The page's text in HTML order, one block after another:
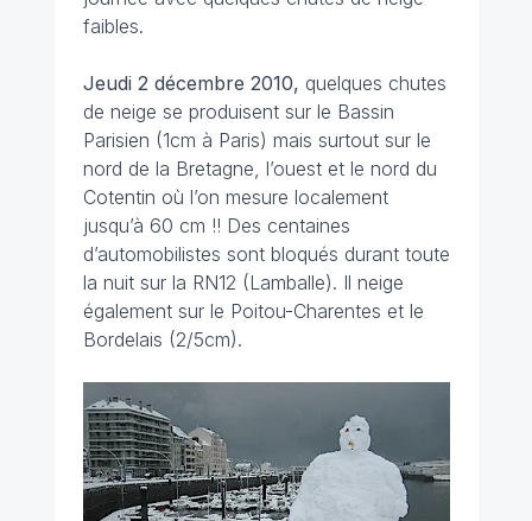
faibles.
Jeudi 2 décembre 2010, quelques chutes
de neige se produisent sur le Bassin
Parisien (1cm à Paris) mais surtout sur le
nord de la Bretagne, l’ouest et le nord du
Cotentin où l’on mesure localement
jusqu’à 60 cm !! Des centaines
d’automobilistes sont bloqués durant toute
la nuit sur la RN12 (Lamballe). Il neige
également sur le Poitou-Charentes et le
Bordelais (2/5cm).